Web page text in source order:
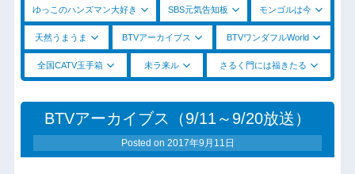
ゆっこのハンズマン大好き SBS元気告知板 モンゴルは今
天然うまうま BTVアーカイブス BTVワンダフルWorld
全国CATV玉手箱 未ラ来ル さるく門には福きたる
BTVアーカイブス（9/11～9/20放送）
Posted on 2017年9月11日